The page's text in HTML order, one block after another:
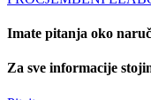
Imate pitanja oko
Za sve informacije